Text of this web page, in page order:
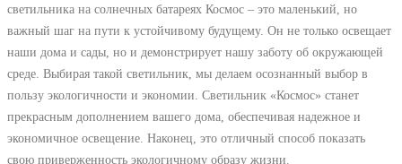
светильника на солнечных батареях Космос – это маленький, но
важный шаг на пути к устойчивому будущему. Он не только освещает
наши дома и сады, но и демонстрирует нашу заботу об окружающей
среде. Выбирая такой светильник, мы делаем осознанный выбор в
пользу экологичности и экономии. Светильник «Космос» станет
прекрасным дополнением вашего дома, обеспечивая надежное и
экономичное освещение. Наконец, это отличный способ показать
свою приверженность экологичному образу жизни.